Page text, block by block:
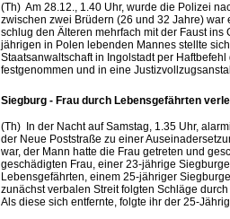
(Th) Am 28.12., 1.40 Uhr, wurde die Polizei
zwischen zwei Brüdern (26 und 32 Jahre)
schlug den Älteren mehrfach mit der Faust
jährigen in Polen lebenden Mannes stellte
Staatsanwaltschaft in Ingolstadt per
festgenommen und in eine
Siegburg - Frau durch Lebensgefährten
(Th) In der Nacht auf Samstag, 1.35 Uhr,
der Neue Poststraße zu einer
war, der Mann hatte die Frau getreten und
geschädigten Frau, einer 23-jährige
Lebensgefährten, einem 25-jähriger
zunächst verbalen Streit folgten Schläge
Als diese sich entfernte, folgte ihr der 25-